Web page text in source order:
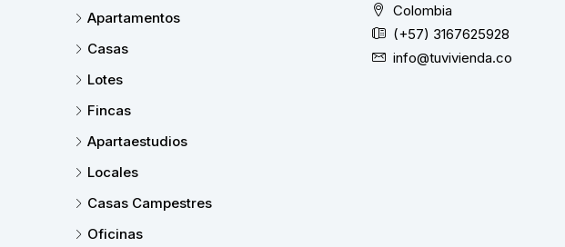
Apartamentos
Casas
Lotes
Fincas
Apartaestudios
Locales
Casas Campestres
Oficinas
Colombia
(+57) 3167625928
info@tuvivienda.co